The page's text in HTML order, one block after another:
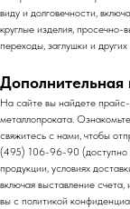
виду и долговечности,
круглые изделия,
переходы, заглушки и
На сайте вы найдете
металлопроката.
свяжитесь с нами, чтобы
(495) 106-96-90 (доступно
продукции, условиях
включая выставление
вы с политикой